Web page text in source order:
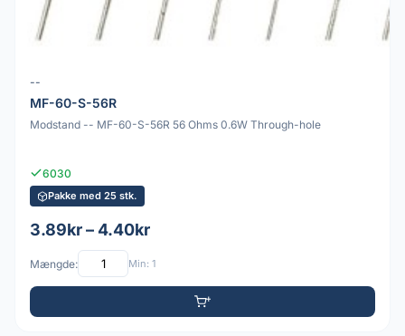
--
MF-60-S-56R
Modstand -- MF-60-S-56R 56 Ohms 0.6W Through-hole
6030
Pakke med 25 stk.
3.89kr – 4.40kr
Mængde: Min: 1